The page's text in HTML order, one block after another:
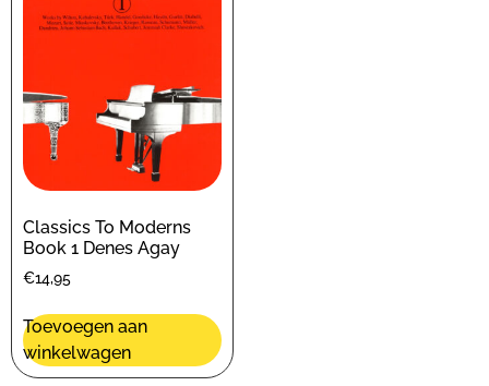
Classics To Moderns
Book 1 Denes Agay
€14,95
Toevoegen aan
winkelwagen